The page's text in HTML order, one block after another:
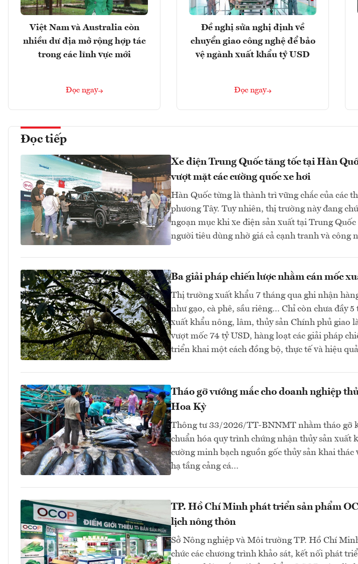
Việt Nam và Australia còn
nhiều dư địa mở rộng hợp tác
trong các lĩnh vực mới
Đọc ngay
Đề nghị sửa nghị định về
chuyển giao công nghệ để bảo
vệ ngành xuất khẩu tỷ USD
Đọc ngay
Đọc tiếp
Xe điện Trung Quốc tăng tốc tại Hàn
vượt mặt các cường quốc xe hơi
Hàn Quốc từng là thành trì vững chắc của các
phương Tây. Tuy nhiên, thị trường này đang
ngoạn mục khi xe điện sản xuất tại Trung
người tiêu dùng nhờ giá cả cạnh tranh và công
Ba giải pháp chiến lược nhằm cán mốc
Thị trường xuất khẩu 7 tháng qua ghi nhận
như gạo, cà phê, sầu riêng… Chỉ còn chưa đầy
xuất khẩu nông, lâm, thủy sản Chính phủ giao
vượt mốc 74 tỷ USD, hàng loạt các giải pháp
triển khai một cách đồng bộ, thực tế và hiệu
Tháo gỡ vướng mắc cho doanh nghiệp
Hoa Kỳ
Thông tư 33/2026/TT-BNNMT nhằm tháo gỡ
chuẩn hóa quy trình chứng nhận thủy sản xuất
cường minh bạch nguồn gốc thủy sản khai thác
hạ tầng cảng cá…
TP. Hồ Chí Minh phát triển sản phẩm
lịch nông thôn
Sở Nông nghiệp và Môi trường TP. Hồ Chí
chức các chương trình khảo sát, kết nối phát